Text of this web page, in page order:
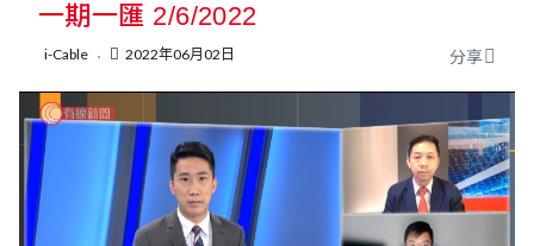
一期一匯 2/6/2022
i-Cable 2022年06月02日 分享